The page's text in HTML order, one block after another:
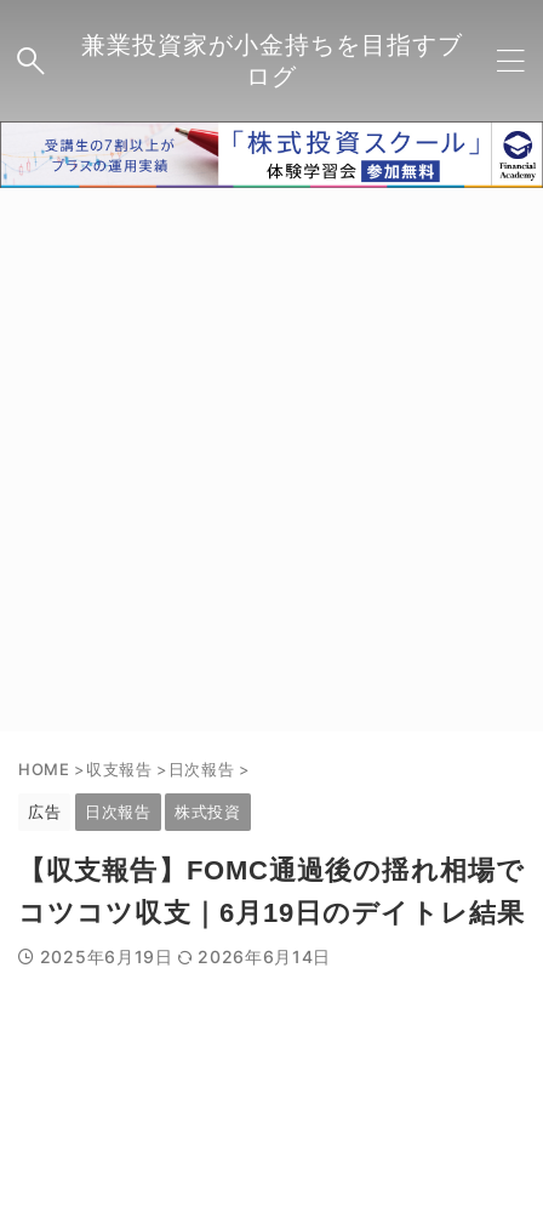
兼業投資家が小金持ちを目指すブ
ログ
HOME >収支報告 > 日次報告 >
広告 日次報告 株式投資
【収支報告】FOMC通過後の揺れ相場で
コツコツ収支｜6月19日のデイトレ結果
2025年6月19日 2026年6月14日